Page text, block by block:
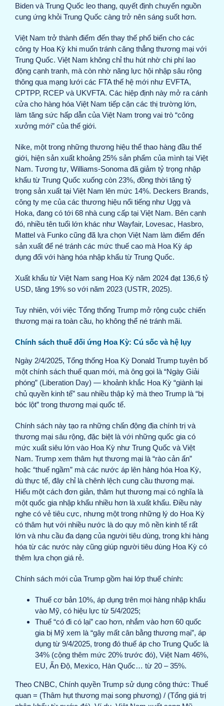
Biden và Trung Quốc leo thang, quyết định chuyển nguồn
cung ứng khỏi Trung Quốc càng trở nên sáng suốt hơn.
Việt Nam trở thành điểm đến thay thế phổ biến cho các
công ty Hoa Kỳ khi muốn tránh căng thẳng thương mại với
Trung Quốc. Việt Nam không chỉ thu hút nhờ chi phí lao
động cạnh tranh, mà còn nhờ năng lực hội nhập sâu rộng
thông qua mạng lưới các FTA thế hệ mới như EVFTA,
CPTPP, RCEP và UKVFTA. Các hiệp định này mở ra cánh
cửa cho hàng hóa Việt Nam tiếp cận các thị trường lớn,
làm tăng sức hấp dẫn của Việt Nam trong vai trò “công
xưởng mới” của thế giới.
Nike, một trong những thương hiệu thể thao hàng đầu thế
giới, hiện sản xuất khoảng 25% sản phẩm của mình tại Việt
Nam. Tương tự, Williams-Sonoma đã giảm tỷ trọng nhập
khẩu từ Trung Quốc xuống còn 23%, đồng thời tăng tỷ
trọng sản xuất tại Việt Nam lên mức 14%. Deckers Brands,
công ty mẹ của các thương hiệu nổi tiếng như Ugg và
Hoka, đang có tới 68 nhà cung cấp tại Việt Nam. Bên cạnh
đó, nhiều tên tuổi lớn khác như Wayfair, Lovesac, Hasbro,
Mattel và Funko cũng đã lựa chọn Việt Nam làm điểm đến
sản xuất để né tránh các mức thuế cao mà Hoa Kỳ áp
dụng đối với hàng hóa nhập khẩu từ Trung Quốc.
Xuất khẩu từ Việt Nam sang Hoa Kỳ năm 2024 đạt 136,6 tỷ
USD, tăng 19% so với năm 2023 (USTR, 2025).
Tuy nhiên, với việc Tổng thống Trump mở rộng cuộc chiến
thương mại ra toàn cầu, họ không thể né tránh mãi.
Chính sách thuế đối ứng Hoa Kỳ: Cú sốc và hệ lụy
Ngày 2/4/2025, Tổng thống Hoa Kỳ Donald Trump tuyên bố
một chính sách thuế quan mới, mà ông gọi là “Ngày Giải
phóng” (Liberation Day) — khoảnh khắc Hoa Kỳ “giành lại
chủ quyền kinh tế” sau nhiều thập kỷ mà theo Trump là “bị
bóc lột” trong thương mại quốc tế.
Chính sách này tạo ra những chấn động địa chính trị và
thương mại sâu rộng, đặc biệt là với những quốc gia có
mức xuất siêu lớn vào Hoa Kỳ như Trung Quốc và Việt
Nam. Trump xem thâm hụt thương mại là “rào cản ẩn”
hoặc “thuế ngầm” mà các nước áp lên hàng hóa Hoa Kỳ,
dù thực tế, đây chỉ là chênh lệch cung cầu thương mại.
Hiểu một cách đơn giản, thâm hụt thương mại có nghĩa là
một quốc gia nhập khẩu nhiều hơn là xuất khẩu. Điều này
nghe có vẻ tiêu cực, nhưng một trong những lý do Hoa Kỳ
có thâm hụt với nhiều nước là do quy mô nền kinh tế rất
lớn và nhu cầu đa dạng của người tiêu dùng, trong khi hàng
hóa từ các nước này cũng giúp người tiêu dùng Hoa Kỳ có
thêm lựa chọn giá rẻ.
Chính sách mới của Trump gồm hai lớp thuế chính:
Thuế cơ bản 10%, áp dụng trên mọi hàng nhập khẩu
vào Mỹ, có hiệu lực từ 5/4/2025;
Thuế “có đi có lại” cao hơn, nhắm vào hơn 60 quốc
gia bị Mỹ xem là “gây mất cân bằng thương mại”, áp
dụng từ 9/4/2025, trong đó thuế áp cho Trung Quốc là
34% (cộng thêm mức 20% trước đó), Việt Nam 46%,
EU, Ấn Độ, Mexico, Hàn Quốc… từ 20 – 35%.
Theo CNBC, Chính quyền Trump sử dụng công thức: Thuế
quan = (Thâm hụt thương mại song phương) / (Tổng giá trị